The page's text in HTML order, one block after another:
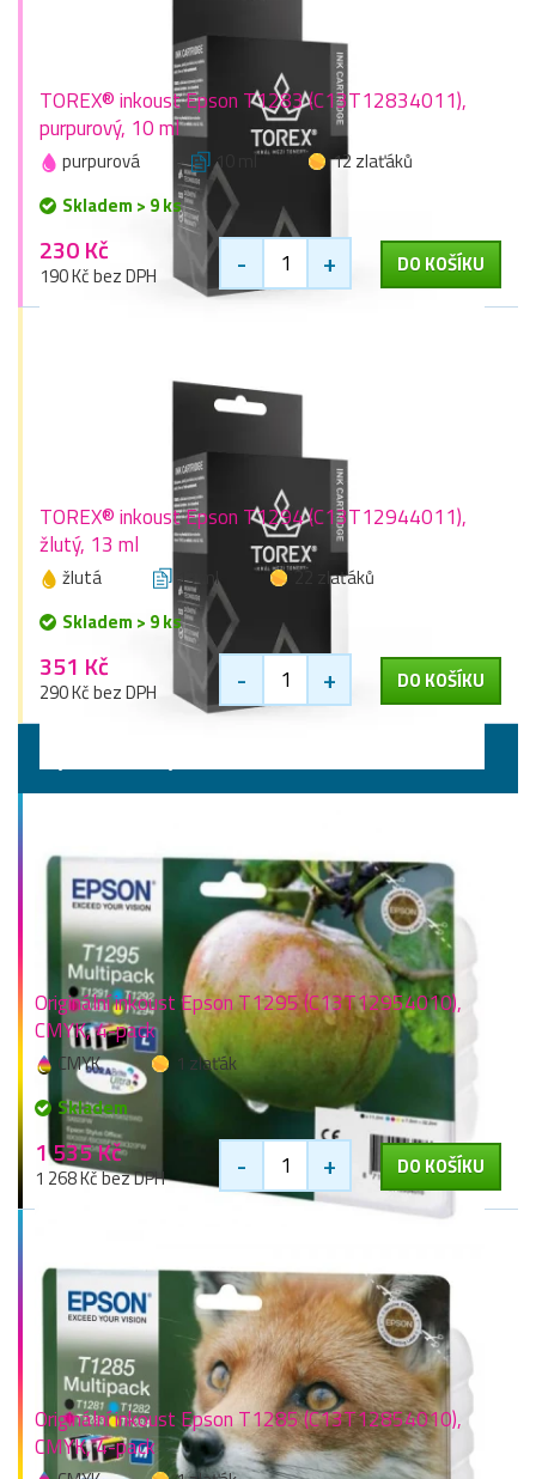
TOREX® inkoust Epson T1283 (C13T12834011),
purpurový, 10 ml
purpurová 10 ml
12 zlaťáků
Skladem > 9 ks
230 Kč
190 Kč bez DPH - + DO KOŠÍKU
TOREX® inkoust Epson T1294 (C13T12944011),
žlutý, 13 ml
žlutá 13 ml
22 zlaťáků
Skladem > 9 ks
351 Kč
290 Kč bez DPH - + DO KOŠÍKU
Originální inkoust Epson T1295 (C13T12954010),
CMYK, 4-pack
CMYK
1 zlaťák
Skladem
1 535 Kč
1 268 Kč bez DPH - + DO KOŠÍKU
Originální inkoust Epson T1285 (C13T12854010),
CMYK, 4-pack